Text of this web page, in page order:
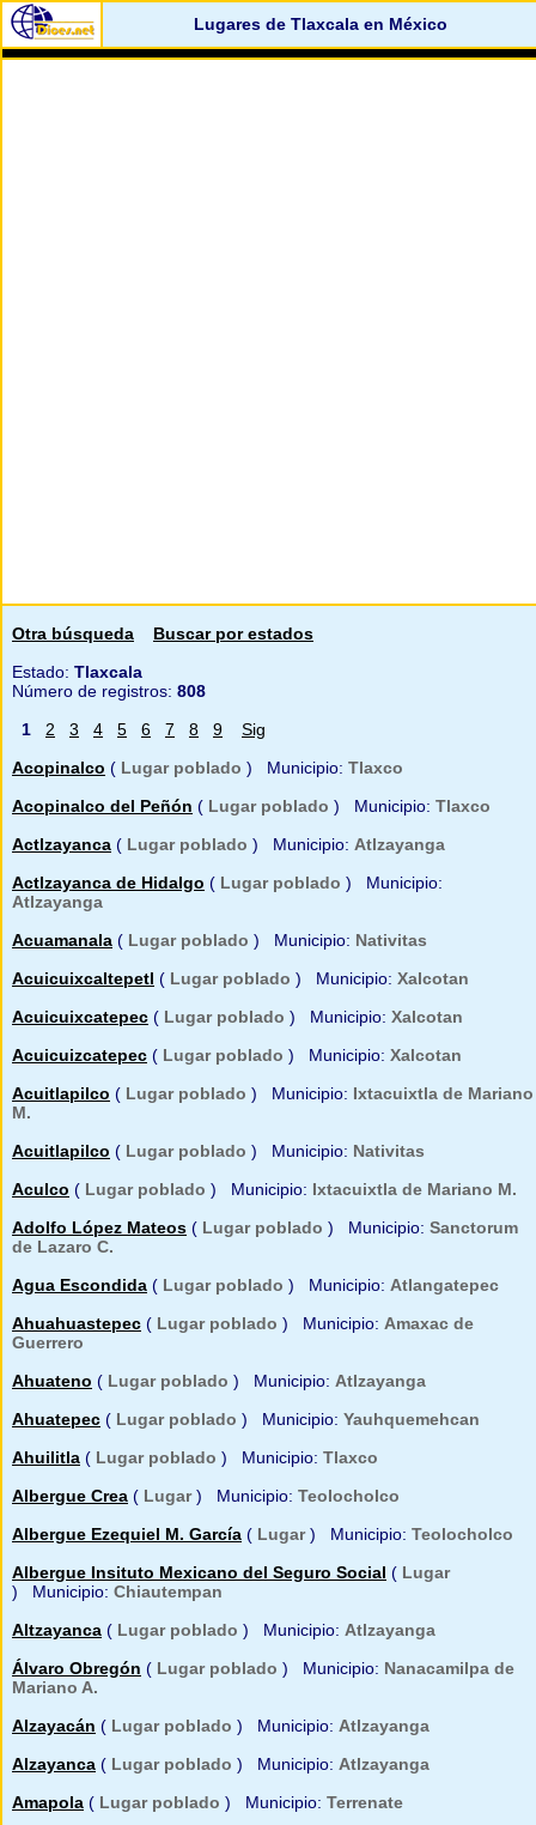
Lugares de Tlaxcala en México
Otra búsqueda
Buscar por estados
Estado: Tlaxcala
Número de registros: 808
1
2 3 4 5 6 7 8 9
Sig
Acopinalco ( Lugar poblado ) Municipio: Tlaxco
Acopinalco del Peñón ( Lugar poblado ) Municipio: Tlaxco
Actlzayanca ( Lugar poblado ) Municipio: Atlzayanga
Actlzayanca de Hidalgo ( Lugar poblado ) Municipio:
Atlzayanga
Acuamanala ( Lugar poblado ) Municipio: Nativitas
Acuicuixcaltepetl ( Lugar poblado ) Municipio: Xalcotan
Acuicuixcatepec ( Lugar poblado ) Municipio: Xalcotan
Acuicuizcatepec ( Lugar poblado ) Municipio: Xalcotan
Acuitlapilco ( Lugar poblado ) Municipio: Ixtacuixtla de Mariano
M.
Acuitlapilco ( Lugar poblado ) Municipio: Nativitas
Aculco ( Lugar poblado ) Municipio: Ixtacuixtla de Mariano M.
Adolfo López Mateos ( Lugar poblado ) Municipio: Sanctorum
de Lazaro C.
Agua Escondida ( Lugar poblado ) Municipio: Atlangatepec
Ahuahuastepec ( Lugar poblado ) Municipio: Amaxac de
Guerrero
Ahuateno ( Lugar poblado ) Municipio: Atlzayanga
Ahuatepec ( Lugar poblado ) Municipio: Yauhquemehcan
Ahuilitla ( Lugar poblado ) Municipio: Tlaxco
Albergue Crea ( Lugar) Municipio: Teolocholco
Albergue Ezequiel M. García ( Lugar) Municipio: Teolocholco
Albergue Insituto Mexicano del Seguro Social ( Lugar
) Municipio: Chiautempan
Altzayanca ( Lugar poblado ) Municipio: Atlzayanga
Álvaro Obregón ( Lugar poblado ) Municipio: Nanacamilpa de
Mariano A.
Alzayacán ( Lugar poblado ) Municipio: Atlzayanga
Alzayanca ( Lugar poblado ) Municipio: Atlzayanga
Amapola ( Lugar poblado ) Municipio: Terrenate